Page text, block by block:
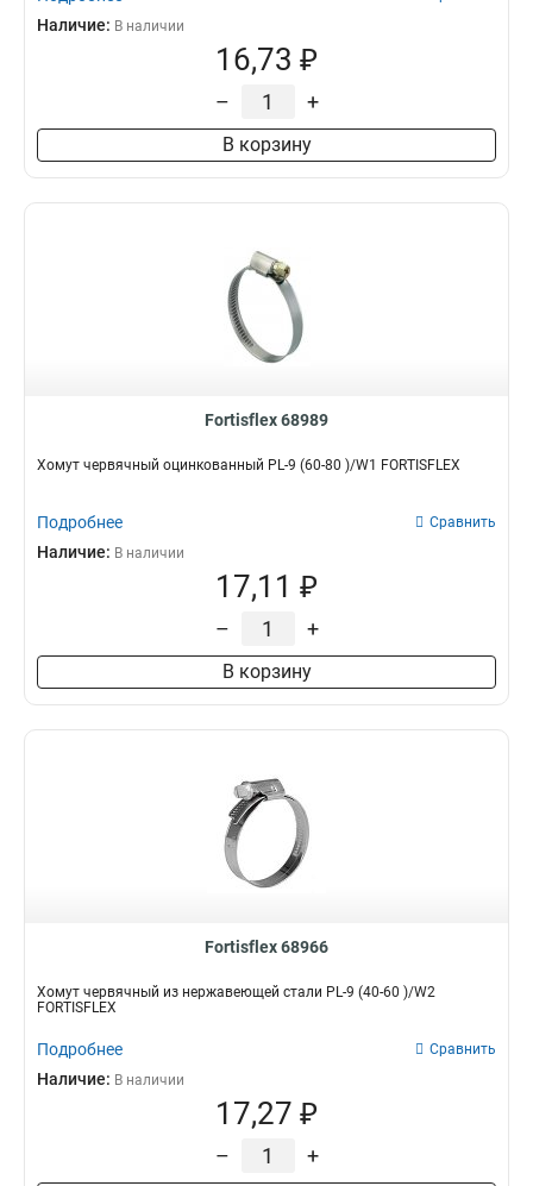
Наличие: В наличии
16,73 ₽
– +
В корзину
Fortisflex 68989
Хомут червячный оцинкованный PL-9 (60-80 )/W1 FORTISFLEX
Подробнее Сравнить
Наличие: В наличии
17,11 ₽
– +
В корзину
Fortisflex 68966
Хомут червячный из нержавеющей стали PL-9 (40-60 )/W2
FORTISFLEX
Подробнее Сравнить
Наличие: В наличии
17,27 ₽
– +